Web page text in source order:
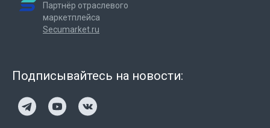
Партнёр отраслевого
маркетплейса
Secumarket.ru
Подписывайтесь на новости: